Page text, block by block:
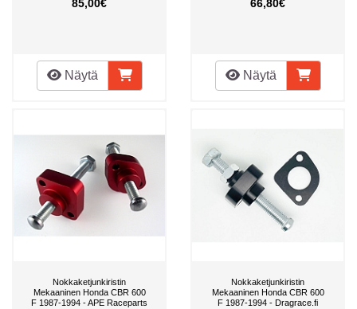
85,00€
Näytä
66,80€
Näytä
Nokkaketjunkiristin
Mekaaninen Honda CBR 600
F 1987-1994 - APE Raceparts
Nokkaketjunkiristin
Mekaaninen Honda CBR 600
F 1987-1994 - Dragrace.fi